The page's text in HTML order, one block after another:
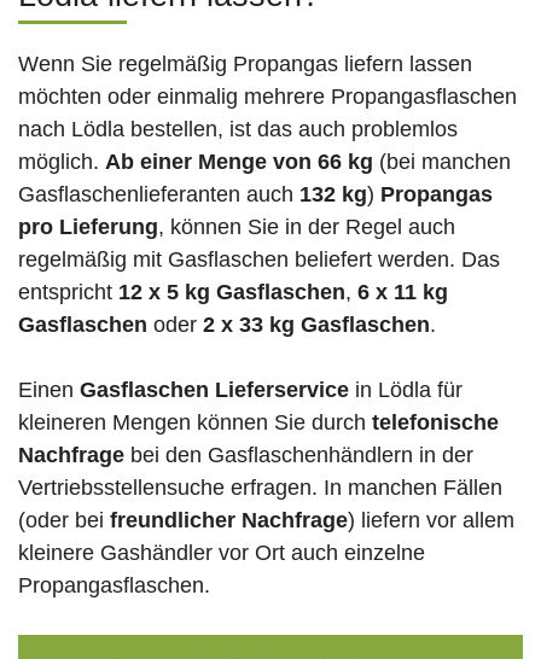
Wenn Sie regelmäßig Propangas liefern lassen
möchten oder einmalig mehrere Propangasflaschen
nach Lödla bestellen, ist das auch problemlos
möglich. Ab einer Menge von 66 kg (bei manchen
Gasflaschenlieferanten auch 132 kg) Propangas
pro Lieferung, können Sie in der Regel auch
regelmäßig mit Gasflaschen beliefert werden. Das
entspricht 12 x 5 kg Gasflaschen, 6 x 11 kg
Gasflaschen oder 2 x 33 kg Gasflaschen.
Einen Gasflaschen Lieferservice in Lödla für
kleineren Mengen können Sie durch telefonische
Nachfrage bei den Gasflaschenhändlern in der
Vertriebsstellensuche erfragen. In manchen Fällen
(oder bei freundlicher Nachfrage) liefern vor allem
kleinere Gashändler vor Ort auch einzelne
Propangasflaschen.